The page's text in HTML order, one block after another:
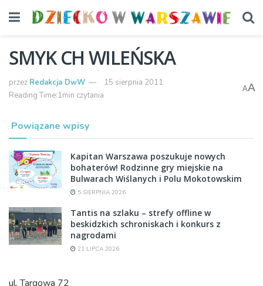
SMYK CH WILEŃSKA
przez Redakcja DwW
15 sierpnia 2011
Reading Time:1min czytania
AA
Powiązane wpisy
Kapitan Warszawa poszukuje nowych
bohaterów! Rodzinne gry miejskie na
Bulwarach Wiślanych i Polu Mokotowskim
5 SIERPNIA 2026
Tantis na szlaku – strefy offline w
beskidzkich schroniskach i konkurs z
nagrodami
21 LIPCA 2026
ul. Targowa 72